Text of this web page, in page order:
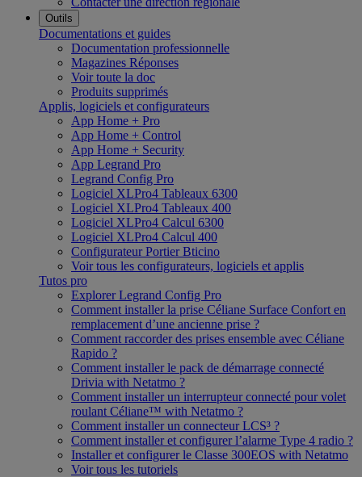
Outils
Documentations et guides
Documentation professionnelle
Magazines Réponses
Voir toute la doc
Produits supprimés
Applis, logiciels et configurateurs
App Home + Pro
App Home + Control
App Home + Security
App Legrand Pro
Legrand Config Pro
Logiciel XLPro4 Tableaux 6300
Logiciel XLPro4 Tableaux 400
Logiciel XLPro4 Calcul 6300
Logiciel XLPro4 Calcul 400
Configurateur Portier Bticino
Voir tous les configurateurs, logiciels et applis
Tutos pro
Explorer Legrand Config Pro
Comment installer la prise Céliane Surface Confort en
remplacement d’une ancienne prise ?
Comment raccorder des prises ensemble avec Céliane
Rapido ?
Comment installer le pack de démarrage connecté
Drivia with Netatmo ?
Comment installer un interrupteur connecté pour volet
roulant Céliane™ with Netatmo ?
Comment installer un connecteur LCS³ ?
Comment installer et configurer l’alarme Type 4 radio ?
Installer et configurer le Classe 300EOS with Netatmo
Voir tous les tutoriels